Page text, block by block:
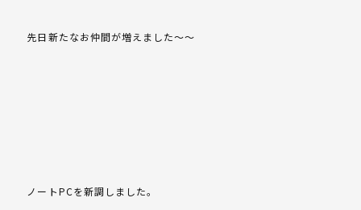
先日新たなお仲間が増えました～～
ノートPCを新調しました。